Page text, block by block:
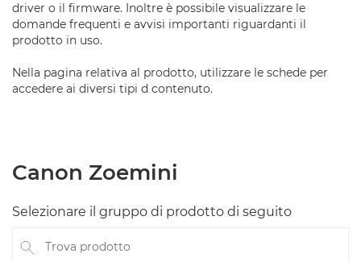
driver o il firmware. Inoltre è possibile visualizzare le
domande frequenti e avvisi importanti riguardanti il
prodotto in uso.
Nella pagina relativa al prodotto, utilizzare le schede per
accedere ai diversi tipi d contenuto.
Canon Zoemini
Selezionare il gruppo di prodotto di seguito
Trova prodotto